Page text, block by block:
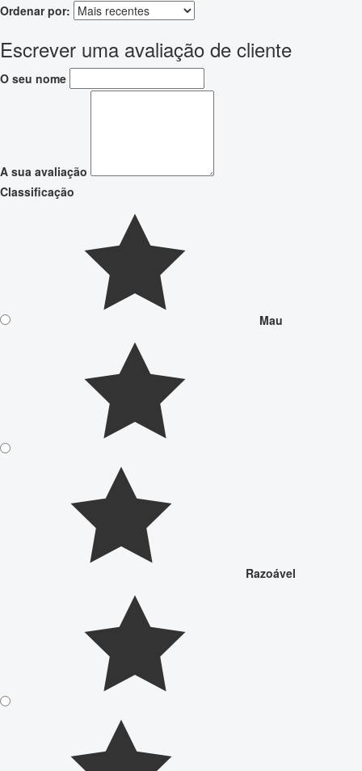
Ordenar por:
Escrever uma avaliação de cliente
O seu nome
A sua avaliação
Classificação
Mau
Razoável